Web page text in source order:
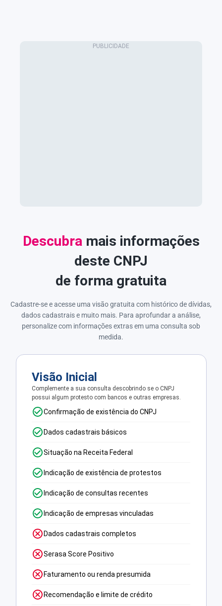
Descubra mais informações
deste CNPJ
de forma gratuita
Cadastre-se e acesse uma visão gratuita com histórico de dívidas,
dados cadastrais e muito mais. Para aprofundar a análise,
personalize com informações extras em uma consulta sob
medida.
Visão Inicial
Complemente a sua consulta descobrindo se o CNPJ
possui algum protesto com bancos e outras empresas.
Confirmação de existência do CNPJ
Dados cadastrais básicos
Situação na Receita Federal
Indicação de existência de protestos
Indicação de consultas recentes
Indicação de empresas vinculadas
Dados cadastrais completos
Serasa Score Positivo
Faturamento ou renda presumida
Recomendação e limite de crédito